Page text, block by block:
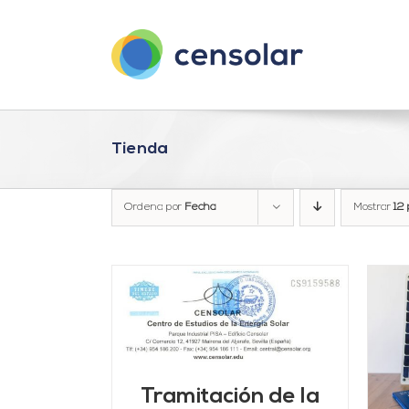
Tienda
Ordena por Fecha Mostrar12
Tramitación de la
AÑADIR AL CARRITO
DETALLES